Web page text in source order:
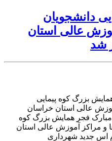
دانشجویان
عالی استان
شد
بزرگ کوه پیمایی
عالی استان خراسان
فجر همایش بزرگ کوه
و مراکز آموزش عالی استان
اس جدید شهرداری